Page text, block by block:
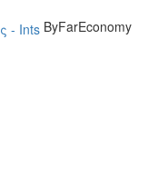
ByFarEconomy